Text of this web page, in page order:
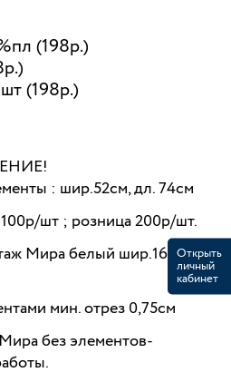
(198р.)
шт (198р.)
: шир.52см, дл. 74см
шт ; розница 200р/шт.
Мира белый шир.160см,
мин. отрез 0,75см
без элементов-
Открыть
личный
кабинет